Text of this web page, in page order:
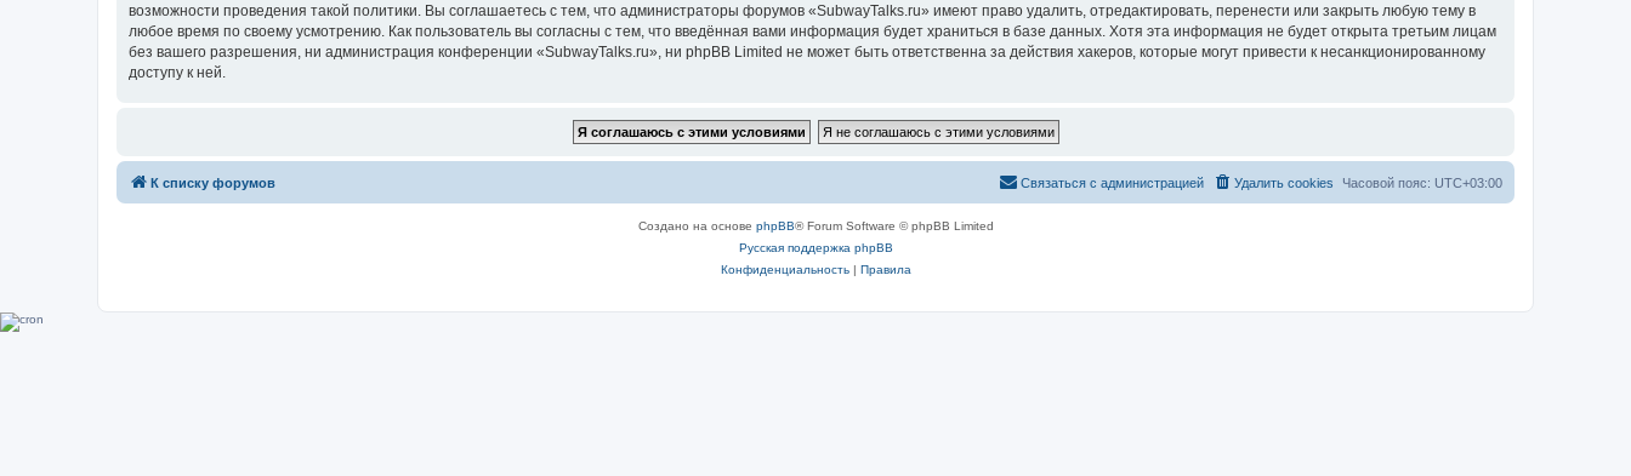
возможности проведения такой политики. Вы соглашаетесь с тем, что администраторы форумов «SubwayTalks.ru» имеют право удалить, отредактировать, перенести или закрыть любую тему в
любое время по своему усмотрению. Как пользователь вы согласны с тем, что введённая вами информация будет храниться в базе данных. Хотя эта информация не будет открыта третьим лицам
без вашего разрешения, ни администрация конференции «SubwayTalks.ru», ни phpBB Limited не может быть ответственна за действия хакеров, которые могут привести к несанкционированному
доступу к ней.
К списку форумов Часовой пояс: UTC+03:00
Удалить cookies
Связаться с администрацией
Создано на основе phpBB® Forum Software © phpBB Limited
Русская поддержка phpBB
Конфиденциальность| Правила